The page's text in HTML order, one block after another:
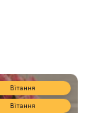
Вітання
Вітання